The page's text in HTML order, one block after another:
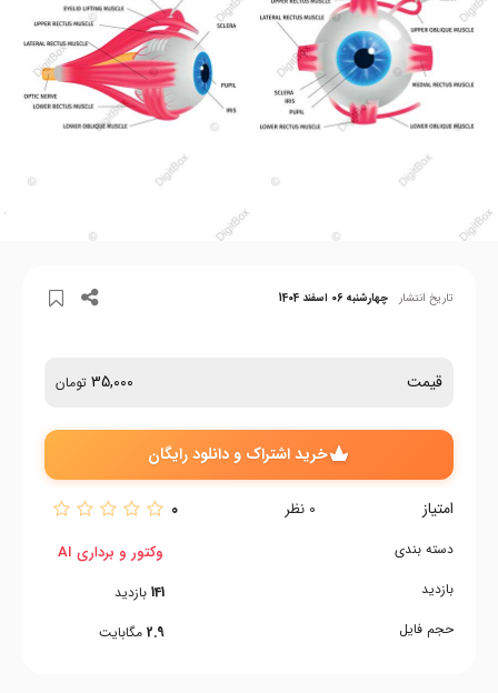
تاریخ انتشار چهارشنبه 06 اسفند 1404
قیمت 35,000 تومان
خرید اشتراک و دانلود رایگان
امتیاز 0 نظر 0
دسته بندی
بازدید
حجم فایل
وکتور و برداری AI
141 بازدید
2.9 مگابایت